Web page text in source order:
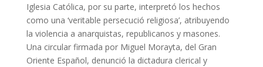
Iglesia Católica, por su parte, interpretó los hechos
como una ‘veritable persecució religiosa’, atribuyendo
la violencia a anarquistas, republicanos y masones.
Una circular firmada por Miguel Morayta, del Gran
Oriente Español, denunció la dictadura clerical y